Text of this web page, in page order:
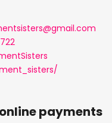
@gmail.com
payments